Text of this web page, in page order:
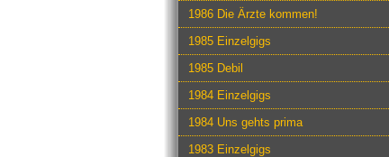
1986 Die Ärzte kommen!
1985 Einzelgigs
1985 Debil
1984 Einzelgigs
1984 Uns gehts prima
1983 Einzelgigs